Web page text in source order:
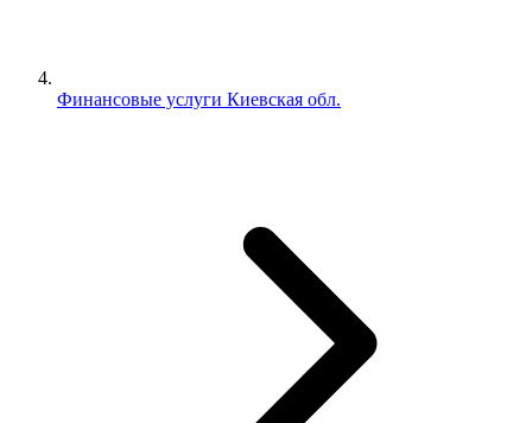
Финансовые услуги Киевская обл.